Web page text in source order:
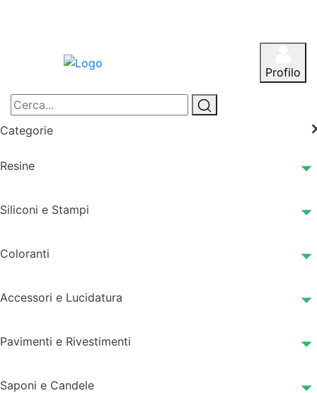
Profilo
Categorie
Resine
Siliconi e Stampi
Coloranti
Accessori e Lucidatura
Pavimenti e Rivestimenti
Saponi e Candele